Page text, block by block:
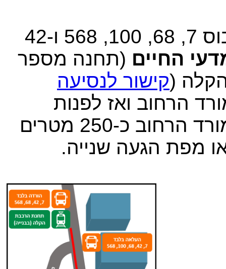
42
החיים (תחנה מספר
(קישור לנסיעה
הרחוב ואז לפנות
בפנייה השנייה מימין. להמשיך במורד הרחוב כ-250 מטרים
מפת הגעה שנייה.